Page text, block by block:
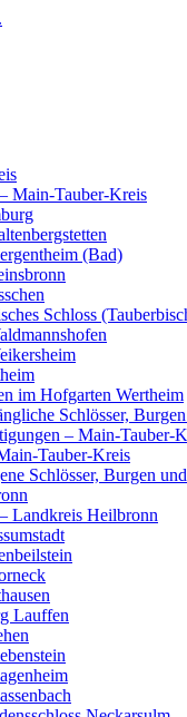
Main-Tauber-Kreis
(Bad)
Schloss
im Hofgarten Wertheim
Schlösser,
– Main-Tauber-
Tauber-Kreis
Schlösser, Burgen
Landkreis Heilbronn
Lauffen